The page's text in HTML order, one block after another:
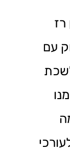
רז
עם